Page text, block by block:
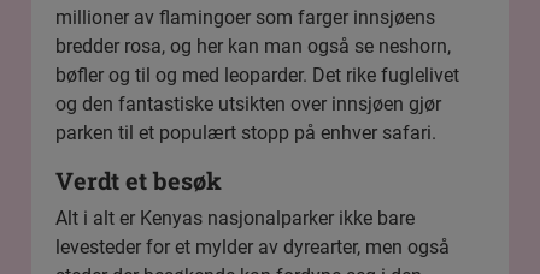
millioner av flamingoer som farger innsjøens
bredder rosa, og her kan man også se neshorn,
bøfler og til og med leoparder. Det rike fuglelivet
og den fantastiske utsikten over innsjøen gjør
parken til et populært stopp på enhver safari.
Verdt et besøk
Alt i alt er Kenyas nasjonalparker ikke bare
levesteder for et mylder av dyrearter, men også